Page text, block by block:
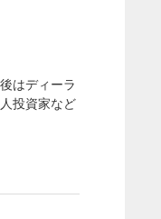
はディーラ
投資家など